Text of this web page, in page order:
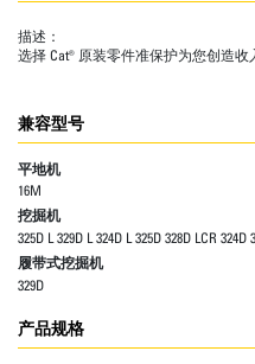
描述：
选择 Cat® 原装零件准保护为您创造收
兼容型号
平地机
16M
挖掘机
325D L 329D L 324D L 325D 328D LCR
履带式挖掘机
329D
产品规格